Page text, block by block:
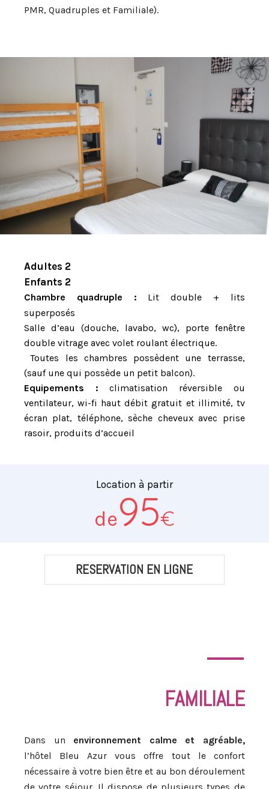
PMR, Quadruples et Familiale).
Adultes 2
Enfants 2
Chambre quadruple : Lit double + lits
superposés
Salle d’eau (douche, lavabo, wc), porte fenêtre
double vitrage avec volet roulant électrique.
Toutes les chambres possèdent une terrasse,
(sauf une qui possède un petit balcon).
Equipements :climatisation réversible ou
ventilateur, wi-fi haut débit gratuit et illimité, tv
écran plat, téléphone, sèche cheveux avec prise
rasoir, produits d’accueil
Location à partir
de95€
RESERVATION EN LIGNE
FAMILIALE
Dans un environnement calme et agréable,
l’hôtel Bleu Azur vous offre tout le confort
nécessaire à votre bien être et au bon déroulement